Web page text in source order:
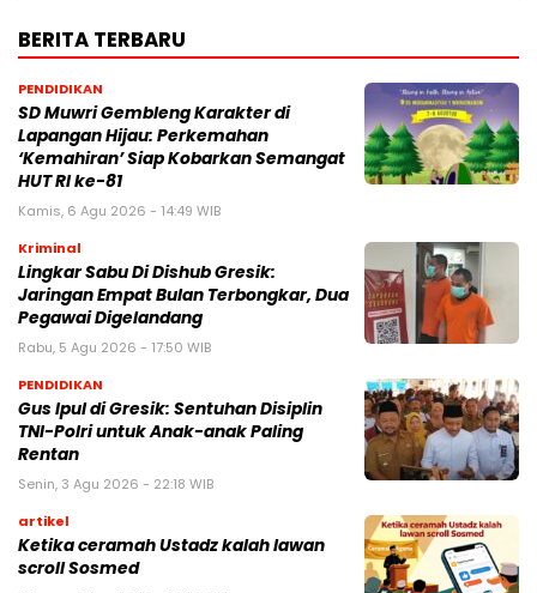
BERITA TERBARU
PENDIDIKAN
SD Muwri Gembleng Karakter di
Lapangan Hijau: Perkemahan
‘Kemahiran’ Siap Kobarkan Semangat
HUT RI ke-81
Kamis, 6 Agu 2026 - 14:49 WIB
Kriminal
Lingkar Sabu Di Dishub Gresik:
Jaringan Empat Bulan Terbongkar, Dua
Pegawai Digelandang
Rabu, 5 Agu 2026 - 17:50 WIB
PENDIDIKAN
Gus Ipul di Gresik: Sentuhan Disiplin
TNI-Polri untuk Anak-anak Paling
Rentan
Senin, 3 Agu 2026 - 22:18 WIB
artikel
Ketika ceramah Ustadz kalah lawan
scroll Sosmed